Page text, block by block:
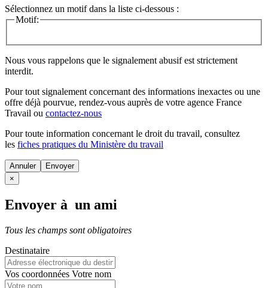
Sélectionnez un motif dans la liste ci-dessous :
Motif:
Nous vous rappelons que le signalement abusif est strictement
interdit.
Pour tout signalement concernant des informations inexactes ou une
offre déjà pourvue, rendez-vous auprès de votre agence France
Travail ou contactez-nous
Pour toute information concernant le droit du travail, consultez
les fiches pratiques du Ministère du travail
Annuler
×
Envoyer à un ami
Tous les champs sont obligatoires
Destinataire
Vos coordonnées Votre nom